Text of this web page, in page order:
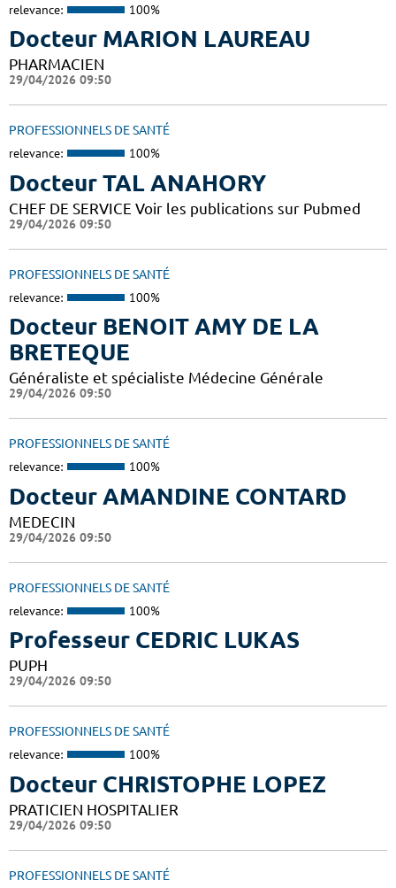
relevance: 100%
Docteur MARION LAUREAU
PHARMACIEN
29/04/2026 09:50
PROFESSIONNELS DE SANTÉ
relevance: 100%
Docteur TAL ANAHORY
CHEF DE SERVICE Voir les publications sur Pubmed
29/04/2026 09:50
PROFESSIONNELS DE SANTÉ
relevance: 100%
Docteur BENOIT AMY DE LA
BRETEQUE
Généraliste et spécialiste Médecine Générale
29/04/2026 09:50
PROFESSIONNELS DE SANTÉ
relevance: 100%
Docteur AMANDINE CONTARD
MEDECIN
29/04/2026 09:50
PROFESSIONNELS DE SANTÉ
relevance: 100%
Professeur CEDRIC LUKAS
PUPH
29/04/2026 09:50
PROFESSIONNELS DE SANTÉ
relevance: 100%
Docteur CHRISTOPHE LOPEZ
PRATICIEN HOSPITALIER
29/04/2026 09:50
PROFESSIONNELS DE SANTÉ